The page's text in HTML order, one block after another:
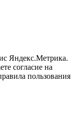
Яндекс.Метрика.
согласие на
пользования